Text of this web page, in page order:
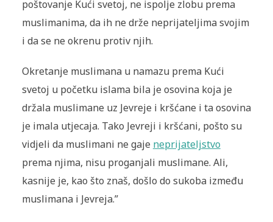
poštovanje Kući svetoj, ne ispolje zlobu prema
muslimanima, da ih ne drže neprijateljima svojim
i da se ne okrenu protiv njih.
Okretanje muslimana u namazu prema Kući
svetoj u početku islama bila je osovina koja je
držala muslimane uz Jevreje i kršćane i ta osovina
je imala utjecaja. Tako Jevreji i kršćani, pošto su
vidjeli da muslimani ne gaje neprijateljstvo
prema njima, nisu proganjali muslimane. Ali,
kasnije je, kao što znaš, došlo do sukoba između
muslimana i Jevreja.”